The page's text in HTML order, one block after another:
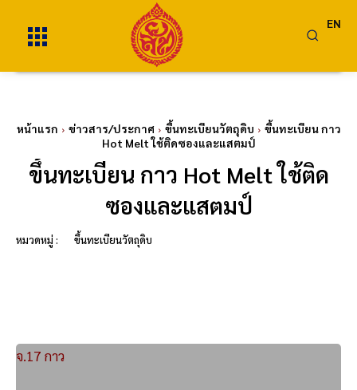
EN
หน้าแรก ข่าวสาร/ประกาศ ขึ้นทะเบียนวัตถุดิบ
ขึ้นทะเบียน กาว
Hot Melt ใช้ติดซองและแสตมป์
ขึ้นทะเบียน กาว Hot Melt ใช้ติด
ซองและแสตมป์
หมวดหมู่ : ขึ้นทะเบียนวัตถุดิบ
จ.17 กาว